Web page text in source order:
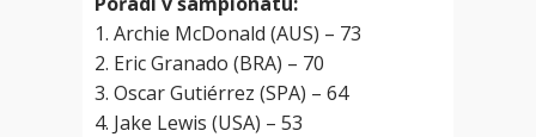
1. Archie McDonald (AUS) – 73
2. Eric Granado (BRA) – 70
3. Oscar Gutiérrez (SPA) – 64
4. Jake Lewis (USA) – 53